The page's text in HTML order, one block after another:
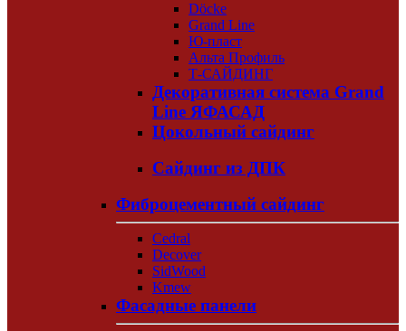
Döcke
Grand Line
Ю-пласт
Альта Профиль
Т-САЙДИНГ
Декоративная система Grand
Line ЯФАСАД
Цокольный сайдинг
Сайдинг из ДПК
Фиброцементный сайдинг
Cedral
Decover
SidWood
Kmew
Фасадные панели